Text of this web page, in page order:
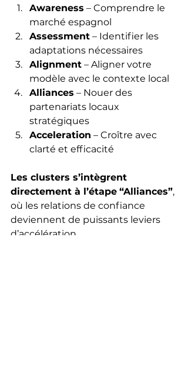
Awareness – Comprendre le
marché espagnol
Assessment – Identifier les
adaptations nécessaires
Alignment – Aligner votre
modèle avec le contexte local
Alliances – Nouer des
partenariats locaux
stratégiques
Acceleration – Croître avec
clarté et efficacité
Les clusters s’intègrent
directement à l’étape “Alliances”,
où les relations de confiance
deviennent de puissants leviers
d’accélération.